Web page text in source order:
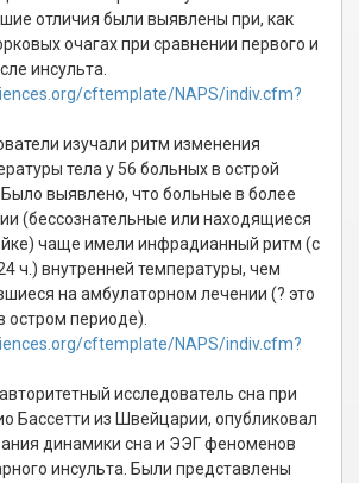
отличия были выявлены при, как
очагах при сравнении первого и
инсульта.
cftemplate/NAPS/indiv.cfm?
изучали ритм изменения
тела у 56 больных в острой
Было выявлено, что больные в более
(бессознательные или находящиеся
чаще имели инфрадианный ритм (с
ч.) внутренней температуры, чем
на амбулаторном лечении (? это
остром периоде).
cftemplate/NAPS/indiv.cfm?
исследователь сна при
Бассетти из Швейцарии, опубликовал
динамики сна и ЭЭГ феноменов
инсульта. Были представлены